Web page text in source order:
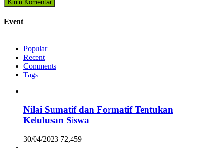
Event
Popular
Recent
Comments
Tags
Nilai Sumatif dan Formatif Tentukan
Kelulusan Siswa
30/04/2023 72,459